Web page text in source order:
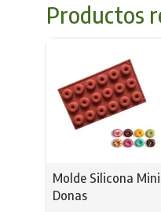
Productos
Molde Silicona Mini
Donas